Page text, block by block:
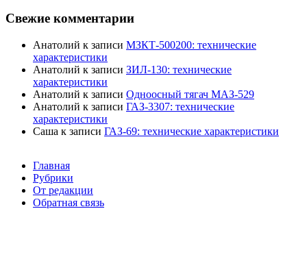
Свежие комментарии
Анатолий к записи МЗКТ-500200: технические
характеристики
Анатолий к записи ЗИЛ-130: технические
характеристики
Анатолий к записи Одноосный тягач МАЗ-529
Анатолий к записи ГАЗ-3307: технические
характеристики
Саша к записи ГАЗ-69: технические характеристики
Главная
Рубрики
От редакции
Обратная связь